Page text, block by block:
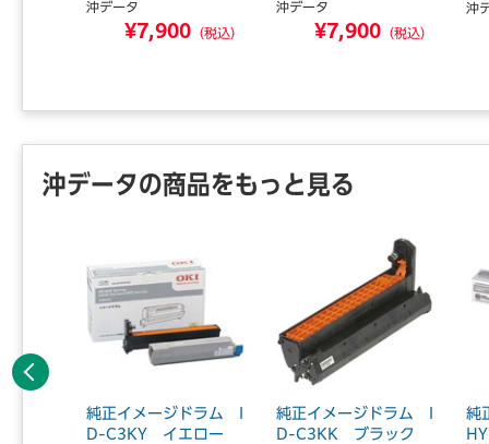
沖データ
¥7,900 （税込）
沖データ
¥7,900 （税込）
沖
沖データの商品をもっと見る
純正イメージドラム I
D-C3KY イエロー
純正イメージドラム I
D-C3KK ブラック
純
前へ